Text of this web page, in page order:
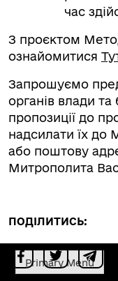
час
З проєктом
ознайомитися
Запрошуємо
органів влади та
пропозиції до
надсилати їх до
або поштову
Митрополита
ПОДІЛИТИСЬ:
Primary Menu